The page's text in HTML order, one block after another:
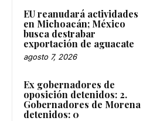
EU reanudará actividades
en Michoacán; México
busca destrabar
exportación de aguacate
agosto 7, 2026
Ex gobernadores de
oposición detenidos: 2.
Gobernadores de Morena
detenidos: 0